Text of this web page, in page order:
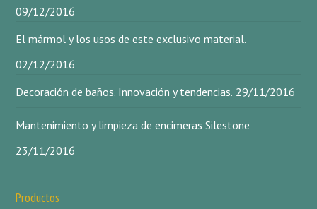
09/12/2016
El mármol y los usos de este exclusivo material.
02/12/2016
Decoración de baños. Innovación y tendencias. 29/11/2016
Mantenimiento y limpieza de encimeras Silestone
23/11/2016
Productos